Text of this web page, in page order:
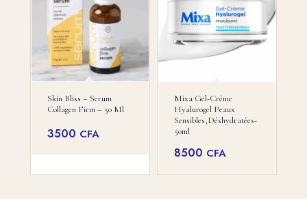
Skin Bliss – Serum
Collagen Firm – 50 Ml
3500 CFA
Mixa Gel-Crème
Hyalurogel Peaux
Sensibles,déshydratées-
50ml
8500 CFA